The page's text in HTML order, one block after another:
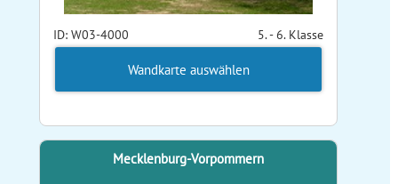
ID: W03-4000 5. - 6. Klasse
Wandkarte auswählen
Mecklenburg-Vorpommern